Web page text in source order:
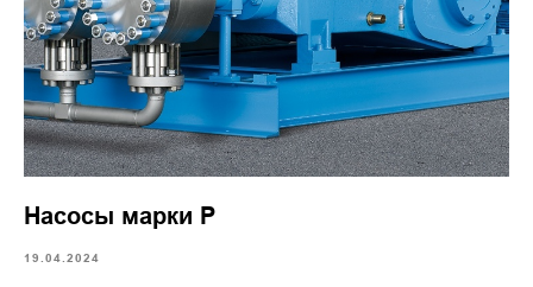
Насосы марки Р
19.04.2024